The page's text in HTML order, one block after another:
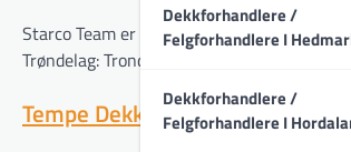
Dekkforhandlere /
Felgforhandlere I
Dekkforhandlere /
Felgforhandlere I
Starco Team er en gruppe bestående av
Trøndelag: Trondheim ]
Tempe Dekkservice AS